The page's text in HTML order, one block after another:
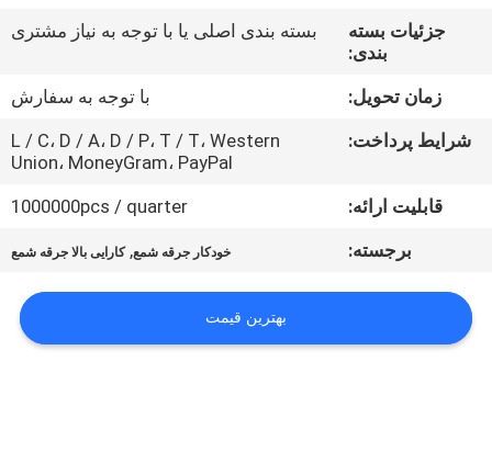
کنترل
کیفیت
تماس
درخواست
نقل
جزئیات بسته
بندی:
بسته بندی اصلی یا با توجه به نیاز مشتری
زمان تحویل:
با توجه به سفارش
شرایط پرداخت:
L / C، D / A، D / P، T / T، Western
Union، MoneyGram، PayPal
قابلیت ارائه:
1000000pcs / quarter
برجسته:
خودکار جرقه شمع,کارایی بالا جرقه شمع
بهترین قیمت